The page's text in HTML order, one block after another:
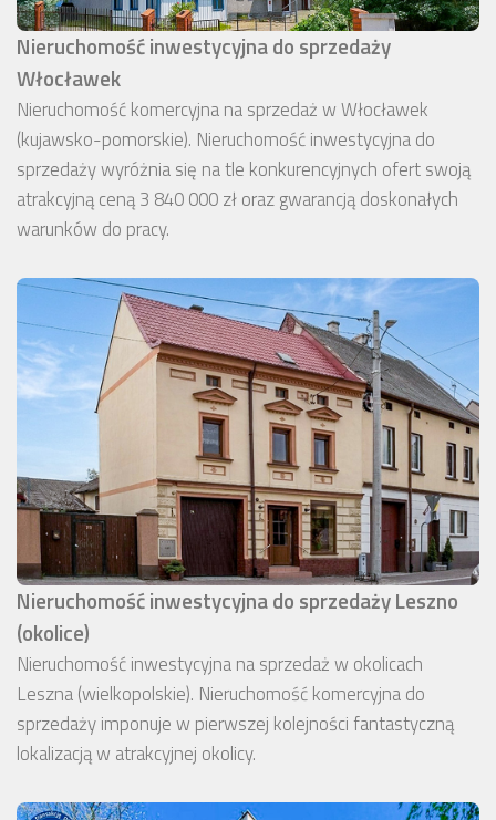
Nieruchomość inwestycyjna do sprzedaży
Włocławek
Nieruchomość komercyjna na sprzedaż w Włocławek
(kujawsko-pomorskie). Nieruchomość inwestycyjna do
sprzedaży wyróżnia się na tle konkurencyjnych ofert swoją
atrakcyjną ceną 3 840 000 zł oraz gwarancją doskonałych
warunków do pracy.
Nieruchomość inwestycyjna do sprzedaży Leszno
(okolice)
Nieruchomość inwestycyjna na sprzedaż w okolicach
Leszna (wielkopolskie). Nieruchomość komercyjna do
sprzedaży imponuje w pierwszej kolejności fantastyczną
lokalizacją w atrakcyjnej okolicy.